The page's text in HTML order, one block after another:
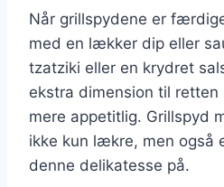
Når grillspydene er
med en lækker dip eller
tzatziki eller en krydret
ekstra dimension til retten
mere appetitlig. Grillspyd
ikke kun lækre, men også
denne delikatesse på.